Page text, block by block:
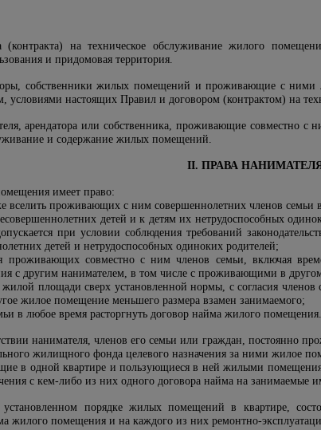
на техническое обслуживание жилого
и придомовая территория.
собственники жилых помещений и проживающие с ними
условиями настоящих Правил и договором (контрактом) на
арендатора или собственника, проживающие совместно с
и содержание жилых помещений.
II. ПРАВА
имеет право:
вселить проживающих с ним совершеннолетних членов
детей и к детям их нетрудоспособных
при условии соблюдения требований
детей и нетрудоспособных одиноких родителей;
проживающих совместно с ним членов семьи, включая
с другим нанимателем, в том числе с проживающими в
площади сверх установленной нормы, с согласия членов
жилое помещение меньшего размера взамен занимаемого;
в любое время расторгнуть договор найма жилого помещения.
нанимателя, членов его семьи или граждан, постоянно
жилищного фонда целевого назначения за ними жилое
в одной квартире и пользующиеся в ней жилыми
с кем-либо из них одного договора найма на
порядке жилых помещений в квартире,
жилого помещения и на каждого из них ремонтно-